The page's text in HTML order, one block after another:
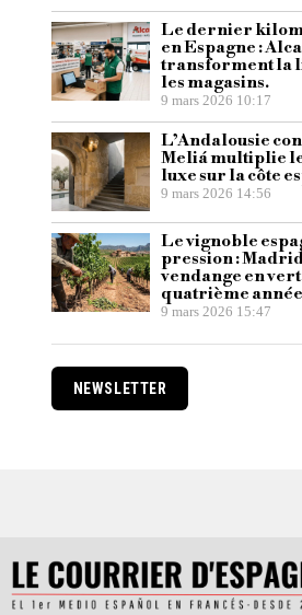
Le dernier
en Espagne :
transforment la
les magasins.
9 mars 2026 10:17
L’Andalousie
Meliá multiplie
luxe sur la côte
9 mars 2026 14:56
Le vignoble
pression :
vendange en
quatrième
9 mars 2026 15:47
NEWSLETTER